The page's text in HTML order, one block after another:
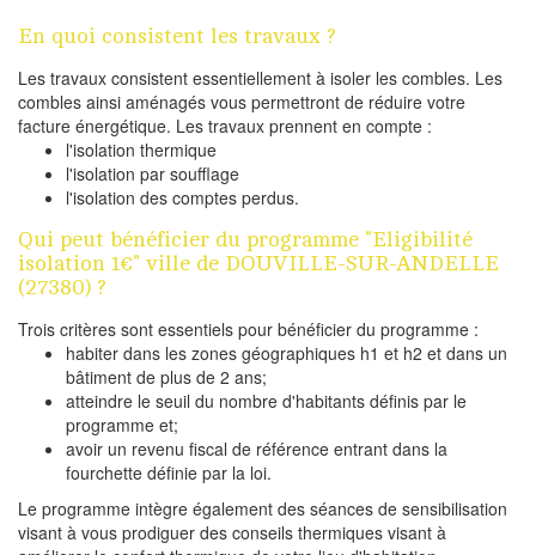
En quoi consistent les travaux ?
Les travaux consistent essentiellement à isoler les combles. Les
combles ainsi aménagés vous permettront de réduire votre
facture énergétique. Les travaux prennent en compte :
l'isolation thermique
l'isolation par soufflage
l'isolation des comptes perdus.
Qui peut bénéficier du programme "Eligibilité
isolation 1€" ville de DOUVILLE-SUR-ANDELLE
(27380) ?
Trois critères sont essentiels pour bénéficier du programme :
habiter dans les zones géographiques h1 et h2 et dans un
bâtiment de plus de 2 ans;
atteindre le seuil du nombre d'habitants définis par le
programme et;
avoir un revenu fiscal de référence entrant dans la
fourchette définie par la loi.
Le programme intègre également des séances de sensibilisation
visant à vous prodiguer des conseils thermiques visant à